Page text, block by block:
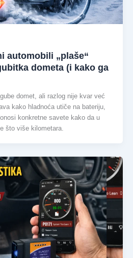
automobili „plaše“
dometa (i kako ga
domet, ali razlog nije kvar već
kako hladnoća utiče na bateriju,
konkretne savete kako da u
što više kilometara.